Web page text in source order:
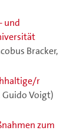
und
Bracker,
r
Guido Voigt)
zum